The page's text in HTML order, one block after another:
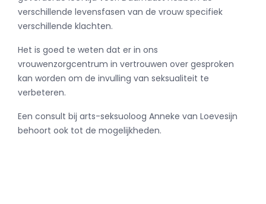
verschillende levensfasen van de vrouw specifiek
verschillende klachten.
Het is goed te weten dat er in ons
vrouwenzorgcentrum in vertrouwen over gesproken
kan worden om de invulling van seksualiteit te
verbeteren.
Een consult bij arts-seksuoloog Anneke van Loevesijn
behoort ook tot de mogelijkheden.